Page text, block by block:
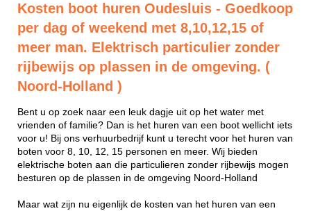
Kosten boot huren Oudesluis - Goedkoop
per dag of weekend met 8,10,12,15 of
meer man. Elektrisch particulier zonder
rijbewijs op plassen in de omgeving. (
Noord-Holland )
Bent u op zoek naar een leuk dagje uit op het water met
vrienden of familie? Dan is het huren van een boot wellicht iets
voor u! Bij ons verhuurbedrijf kunt u terecht voor het huren van
boten voor 8, 10, 12, 15 personen en meer. Wij bieden
elektrische boten aan die particulieren zonder rijbewijs mogen
besturen op de plassen in de omgeving Noord-Holland
Maar wat zijn nu eigenlijk de kosten van het huren van een